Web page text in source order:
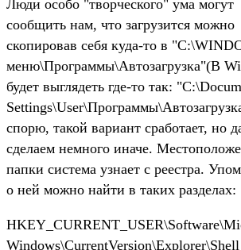
Люди особо "творческого" ума могут
сообщить нам, что загрузится можно
скопировав себя куда-то в
меню\Программы\Автозагрузка"(В
будет выглядеть где-то так:
спорю, такой вариант сработает, но
сделаем немного иначе.
папки система узнает с реестра.
о ней можно найти в таких разделах:
Windows\CurrentVersion\Explorer\Shell